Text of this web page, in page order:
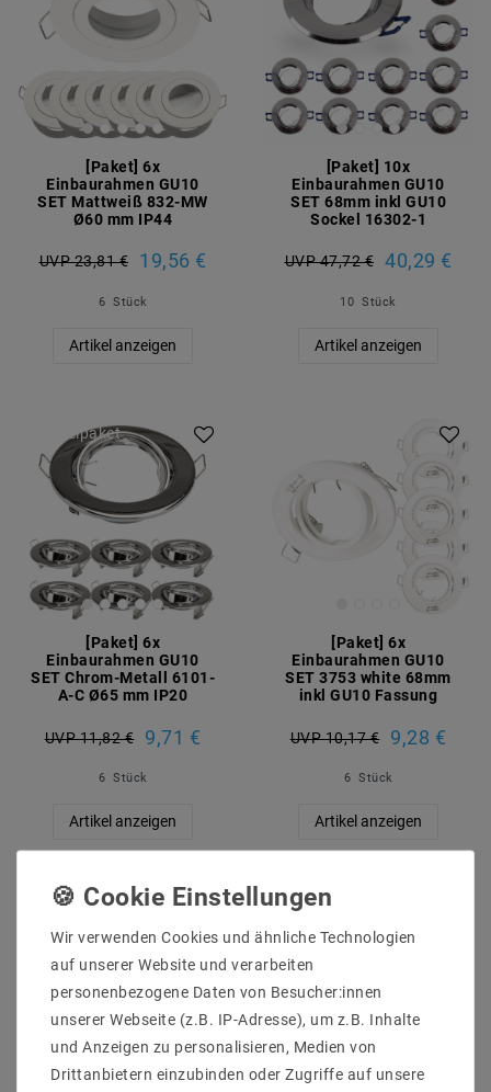
[Paket] 6x
Einbaurahmen GU10
SET Mattweiß 832-MW
Ø60 mm IP44
UVP 23,81 € 19,56 €
6 Stück
Artikel anzeigen
[Paket] 10x
Einbaurahmen GU10
SET 68mm inkl GU10
Sockel 16302-1
UVP 47,72 € 40,29 €
10 Stück
Artikel anzeigen
Artikelpaket
[Paket] 6x
Einbaurahmen GU10
SET Chrom-Metall 6101-
A-C Ø65 mm IP20
UVP 11,82 € 9,71 €
6 Stück
Artikel anzeigen
[Paket] 6x
Einbaurahmen GU10
SET 3753 white 68mm
inkl GU10 Fassung
UVP 10,17 € 9,28 €
6 Stück
Artikel anzeigen
Artikelpaket
Artikelpaket
Wir verwenden Cookies und ähnliche Technologien
auf unserer Website und verarbeiten
personenbezogene Daten von Besucher:innen
unserer Webseite (z.B. IP-Adresse), um z.B. Inhalte
und Anzeigen zu personalisieren, Medien von
Drittanbietern einzubinden oder Zugriffe auf unsere